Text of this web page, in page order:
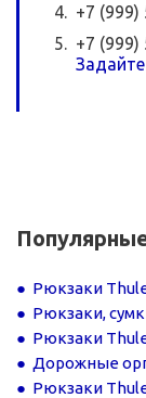
+7
+7
Рюкзаки
Рюкзаки,
Рюкзаки
Дорожные
Рюкзаки